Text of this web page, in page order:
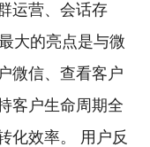
运营、会话存
大的亮点是与微
微信、查看客户
客户生命周期全
化效率。 用户反